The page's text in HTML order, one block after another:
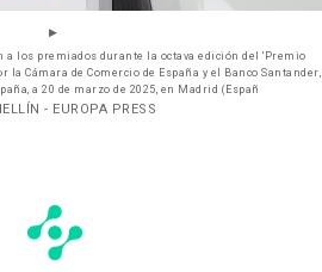
a los premiados durante la octava edición del 'Premio
Cámara de Comercio de España y el Banco Santander,
a 20 de marzo de 2025, en Madrid (Españ
- EUROPA PRESS